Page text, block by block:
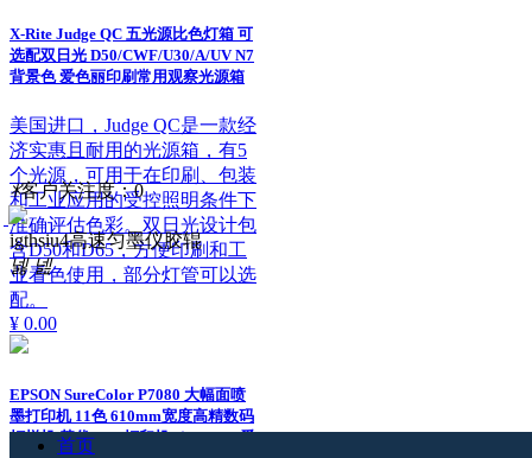
X-Rite Judge QC 五光源比色灯箱 可
选配双日光 D50/CWF/U30/A/UV N7
背景色 爱色丽印刷常用观察光源箱
美国进口，Judge QC是一款经
济实惠且耐用的光源箱，有5
个光源，可用于在印刷、包装
和工业应用的受控照明条件下
准确评估色彩。双日光设计包
含D50和D65，方便印刷和工
业看色使用，部分灯管可以选
配。
¥ 0.00
EPSON SureColor P7080 大幅面喷
墨打印机 11色 610mm宽度高精数码
打样机 替代7910打印机（EPSON 爱
ꁘ客户关注度：0
igthsiu4高速匀墨仪胶辊
넳 넲
首页